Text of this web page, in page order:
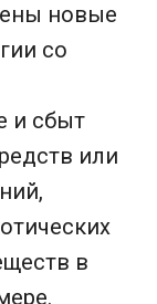
новые
со
и сбыт
или
в